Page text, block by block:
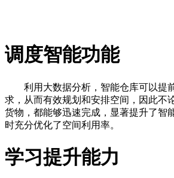
调度智能功能
利用大数据分析，智能仓库可以提
求，从而有效规划和安排空间，因此不
货物，都能够迅速完成，显著提升了智
时充分优化了空间利用率。
学习提升能力